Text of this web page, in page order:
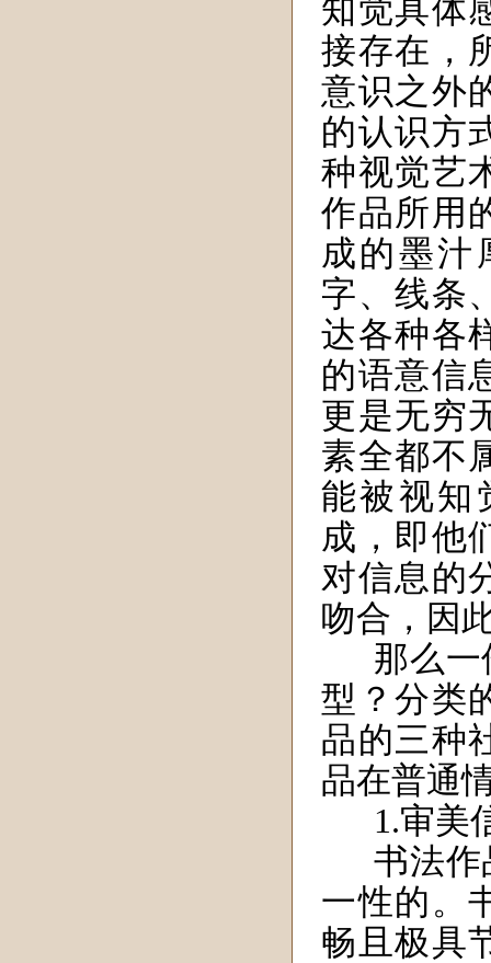
知觉具体
接存在，
意识之外
的认识方
种视觉艺
作品所用
成的墨汁
字、线条
达各种各
的语意信
更是无穷
素全都不
能被视知
成，即他
对信息的
吻合，因
那么
型？分类
品的三种
品在普通
1.审美
书法作
一性的。
畅且极具